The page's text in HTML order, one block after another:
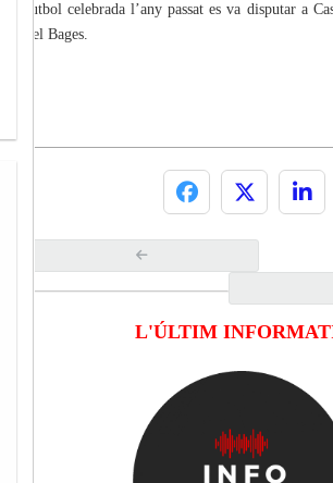
futbol celebrada l’any passat es va disputar a
del Bages.
L'ÚLTIM